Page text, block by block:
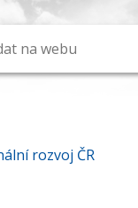
rozvoj ČR